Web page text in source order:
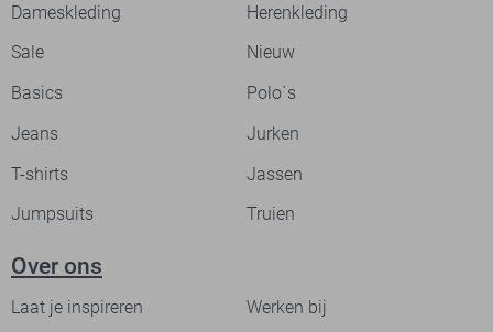
Dameskleding
Herenkleding
Sale
Nieuw
Basics
Polo`s
Jeans
Jurken
T-shirts
Jassen
Jumpsuits
Truien
Over ons
Laat je inspireren Werken bij